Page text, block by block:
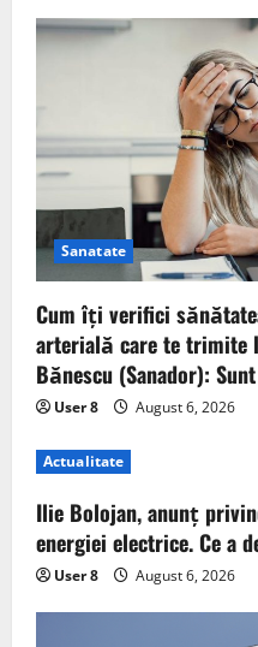
Sanatate
Cum îți verifici
arterială care te trimite
Bănescu (Sanador):
User 8 August 6, 2026
Actualitate
Ilie Bolojan, anunț
energiei electrice. Ce a
User 8 August 6, 2026